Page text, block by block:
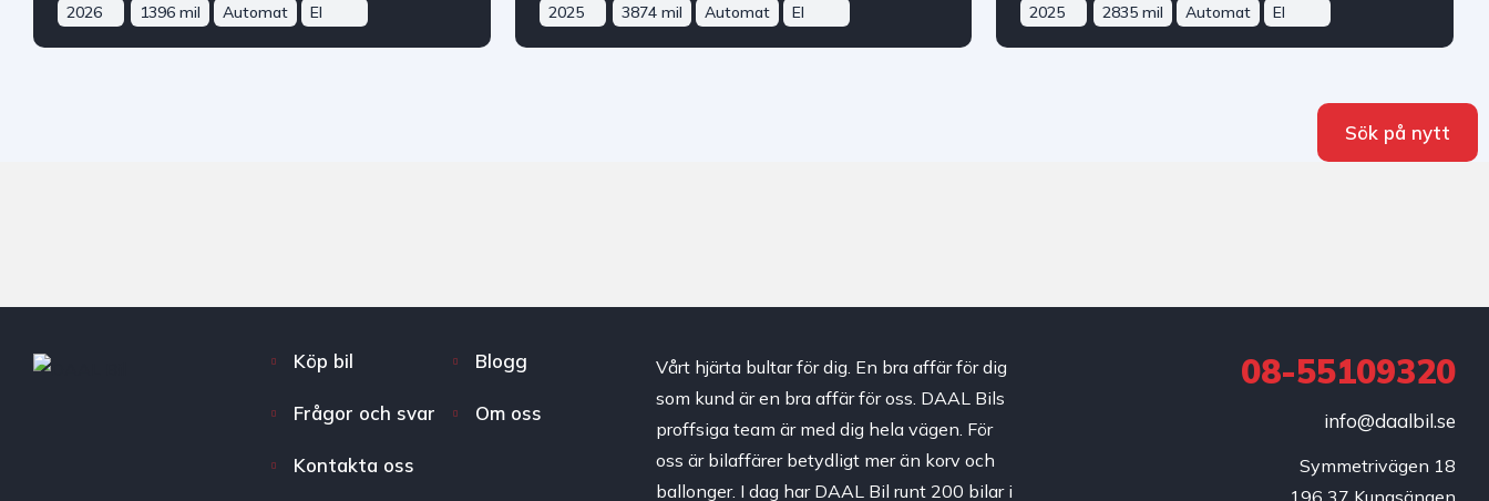
2026 1396 mil Automat El 2025 3874 mil Automat El 2025 2835 mil Automat El
Sök på nytt
Köp bil Blogg
Frågor och svar Om oss
Kontakta oss
Vårt hjärta bultar för dig. En bra affär för dig
som kund är en bra affär för oss. DAAL Bils
proffsiga team är med dig hela vägen. För
oss är bilaffärer betydligt mer än korv och
ballonger. I dag har DAAL Bil runt 200 bilar i
08-55109320
info@daalbil.se
Symmetrivägen 18
196 37 Kungsängen